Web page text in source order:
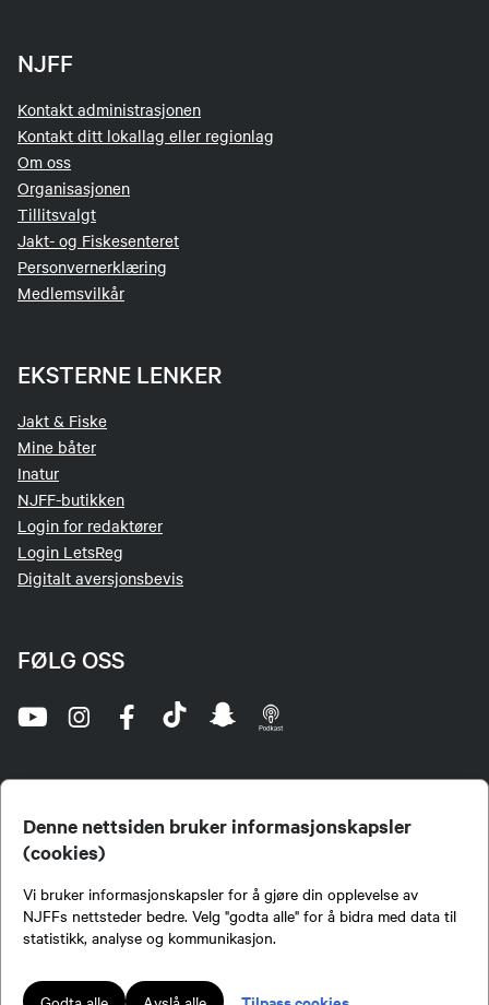
Denne nettsiden bruker informasjonskapsler
(cookies)
Vi bruker informasjonskapsler for å gjøre din opplevelse av
NJFFs nettsteder bedre. Velg "godta alle" for å bidra med data til
statistikk, analyse og kommunikasjon.
NJFF
Kontakt administrasjonen
Kontakt ditt lokallag eller regionlag
Om oss
Organisasjonen
Tillitsvalgt
Jakt- og Fiskesenteret
Personvernerklæring
Medlemsvilkår
EKSTERNE LENKER
Jakt & Fiske
Mine båter
Inatur
NJFF-butikken
Login for redaktører
Login LetsReg
Digitalt aversjonsbevis
FØLG OSS
jegere og sportsfiskere og et av de viktigste miljøene for formidling av kunnskap om jakt og
fiske i Norge. Vi er en partipolitisk nøytral organisasjon, men har et sterkt jakt-, fiske-, og
naturpolitisk engasjement i mange saker.
Lokalforeninger tilsluttet Norges Jeger- og Fiskerforbund har ansvar for innhold de